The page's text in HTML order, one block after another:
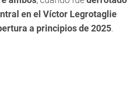
en el Víctor Legrotaglie
a principios de 2025.